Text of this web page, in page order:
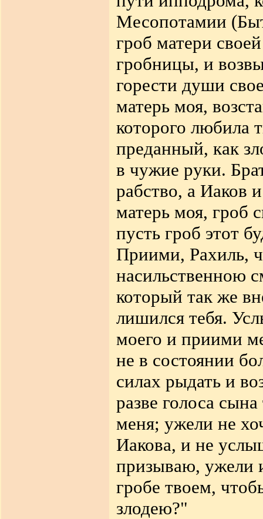
Месопотамии
гроб матери
гробницы, и
горести души
матерь моя,
которого любила
преданный, как
в чужие руки.
рабство, а Иаков
матерь моя, гроб
пусть гроб этот
Приими, Рахиль,
насильственною
который так же
лишился тебя.
моего и приими
не в состоянии
силах рыдать и
разве голоса
меня; ужели не
Иакова, и не
призываю, ужели
гробе твоем,
злодею?"